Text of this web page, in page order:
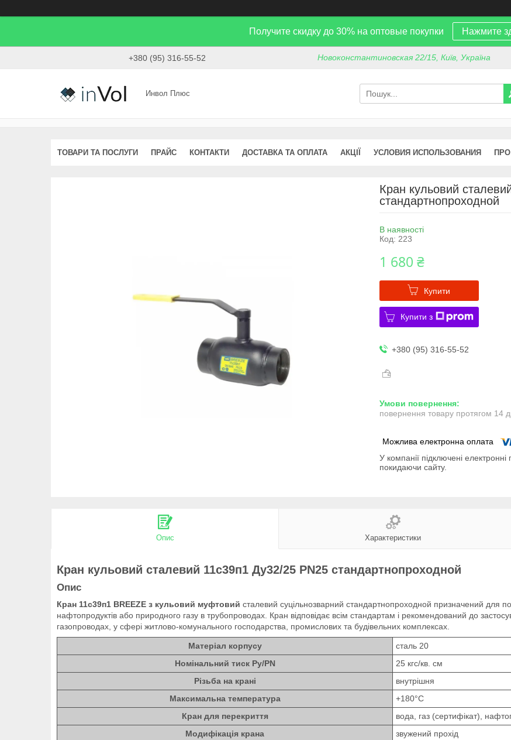
Получите скидку до 30% на оптовые покупки Нажмите
+380 (95) 316-55-52 Новоконстантиновская 22/15, Київ, Україна
Инвол Плюс
ТОВАРИ ТА ПОСЛУГИ ПРАЙС КОНТАКТИ ДОСТАВКА ТА ОПЛАТА АКЦІЇ УСЛОВИЯ ИСПОЛЬЗОВАНИЯ
Кран кульовий
стандартнопроходной
В наявності
Код: 223
1 680 ₴
Купити
Купити з
+380 (95) 316-55-52
повернення товару протягом 14
У компанії підключені
покидаючи сайту.
Опис Характеристики
Кран кульовий сталевий 11с39п1 Ду32/25 PN25 стандартнопроходной
Опис
Кран 11с39п1 BREEZE з кульовий муфтовий сталевий суцільнозварний стандартнопроходной призначений для
нафтопродуктів або природного газу в трубопроводах. Кран відповідає всім стандартам і рекомендований до
газопроводах, у сфері житлово-комунального господарства, промислових та будівельних комплексах.
Матеріал корпусу
сталь 20
Номінальний тиск Ру/PN
25 кгс/кв. см
Різьба на крані
внутрішня
Максимальна температура
+180°C
Кран для перекриття
вода, газ (сертифікат),
Модифікація крана
звужений прохід